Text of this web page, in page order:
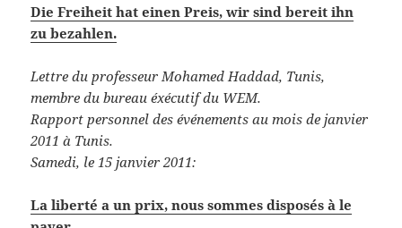
Die Freiheit hat einen Preis, wir sind bereit ihn
zu bezahlen.
Lettre du professeur Mohamed Haddad, Tunis,
membre du bureau éxécutif du WEM.
Rapport personnel des événements au mois de janvier
2011 à Tunis.
Samedi, le 15 janvier 2011:
La liberté a un prix, nous sommes disposés à le